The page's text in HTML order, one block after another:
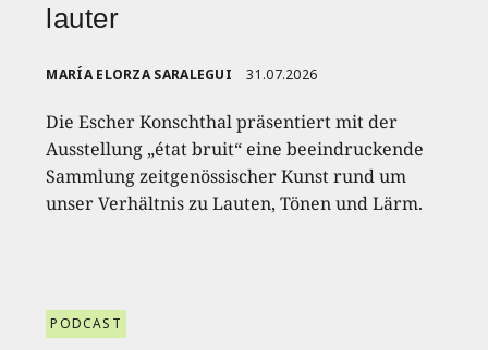
lauter
MARÍA ELORZA SARALEGUI 31.07.2026
Die Escher Konschthal präsentiert mit der
Ausstellung „état bruit“ eine beeindruckende
Sammlung zeitgenössischer Kunst rund um
unser Verhältnis zu Lauten, Tönen und Lärm.
PODCAST